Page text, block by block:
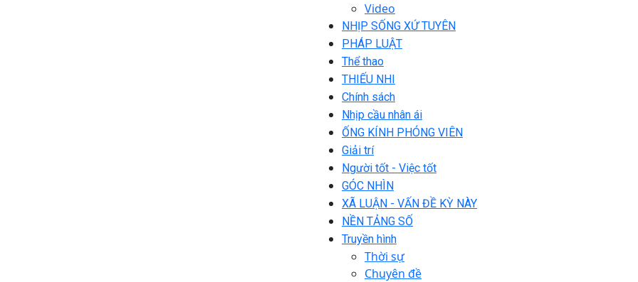
Video
NHỊP SỐNG XỨ TUYÊN
PHÁP LUẬT
Thể thao
THIẾU NHI
Chính sách
Nhịp cầu nhân ái
ỐNG KÍNH PHÓNG VIÊN
Giải trí
Người tốt - Việc tốt
GÓC NHÌN
XÃ LUẬN - VẤN ĐỀ KỲ NÀY
NỀN TẢNG SỐ
Truyền hình
Thời sự
Chuyên đề